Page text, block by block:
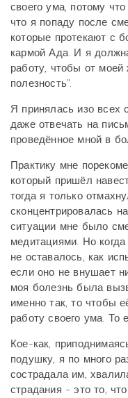
своего ума, потому
что я попаду после
которые протекают с
кармой Ада. И я
работу, чтобы от моей
полезность".
Я принялась изо всех
даже отвечать на
проведённое мной в
Практику мне
который пришёл
тогда я только
сконцентрировалась
ситуации мне было
медитациями. Но
не оставалось, как
если оно не внушает
моя болезнь была
именно так, то чтобы
работу своего ума. То
Кое-как,
подушку, я по много
сострадала им,
страдания - это то,